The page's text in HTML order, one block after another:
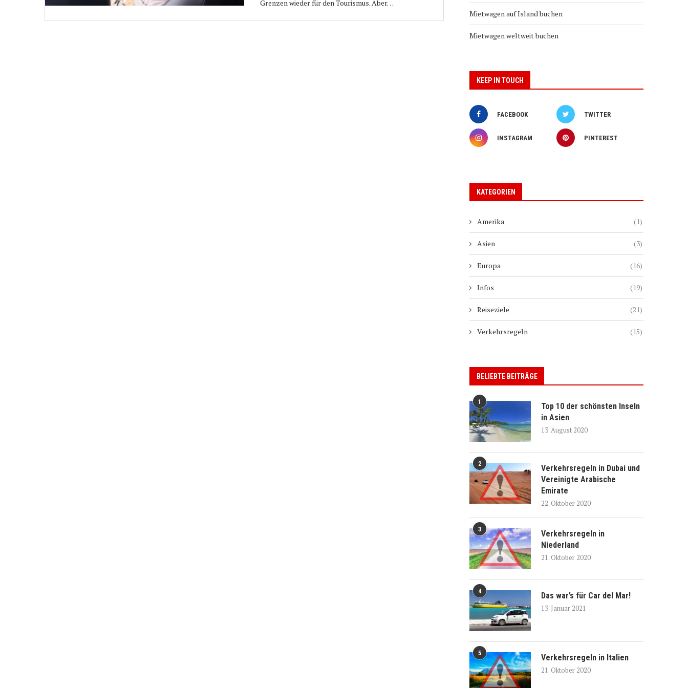
Grenzen wieder für den Tourismus. Aber…
Mietwagen auf Island buchen
Mietwagen weltweit buchen
KEEP IN TOUCH
FACEBOOK TWITTER
INSTAGRAM PINTEREST
KATEGORIEN
Amerika (1)
Asien (3)
Europa (16)
Infos (19)
Reiseziele (21)
Verkehrsregeln (15)
BELIEBTE BEITRÄGE
1
Top 10 der schönsten Inseln
in Asien
13. August 2020
2
Verkehrsregeln in Dubai und
Vereinigte Arabische
Emirate
22. Oktober 2020
3
Verkehrsregeln in
Niederland
21. Oktober 2020
4 Das war’s für Car del Mar!
13. Januar 2021
5 Verkehrsregeln in Italien
21. Oktober 2020